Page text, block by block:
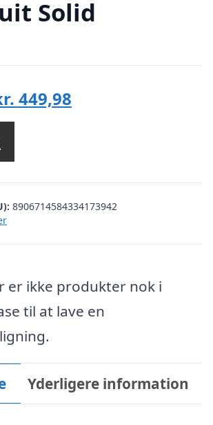
Solid
899,95.
449,98
kr. 449,98.
8906714584334173942
er ikke produkter nok i
til at lave en
Yderligere information